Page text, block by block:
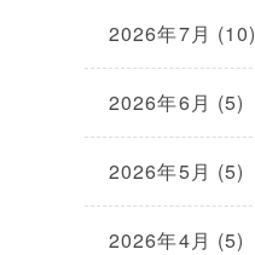
2026年7月 (10)
2026年6月 (5)
2026年5月 (5)
2026年4月 (5)